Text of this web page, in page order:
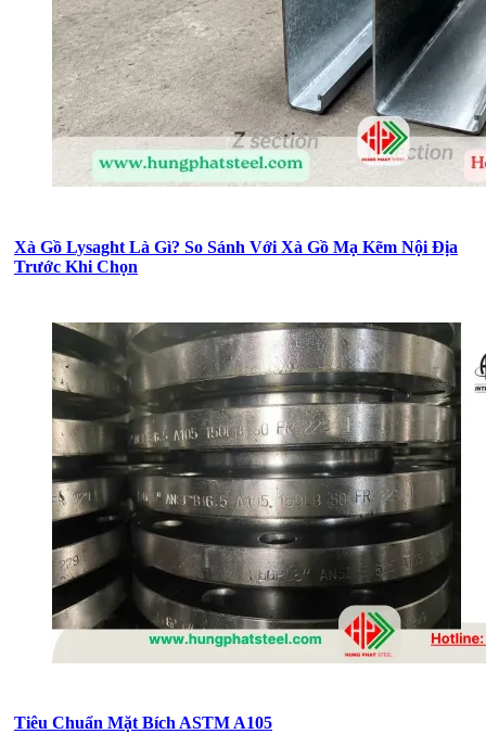
Xà Gồ Lysaght Là Gì? So Sánh Với Xà Gồ Mạ Kẽm Nội Địa
Trước Khi Chọn
Tiêu Chuẩn Mặt Bích ASTM A105